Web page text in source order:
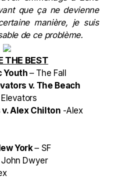
que ça ne devienne
manière, je suis
de ce problème.
THE BEST
Youth– The Fall
v. The Beach
Alex Chilton -Alex
York– SF
John Dwyer